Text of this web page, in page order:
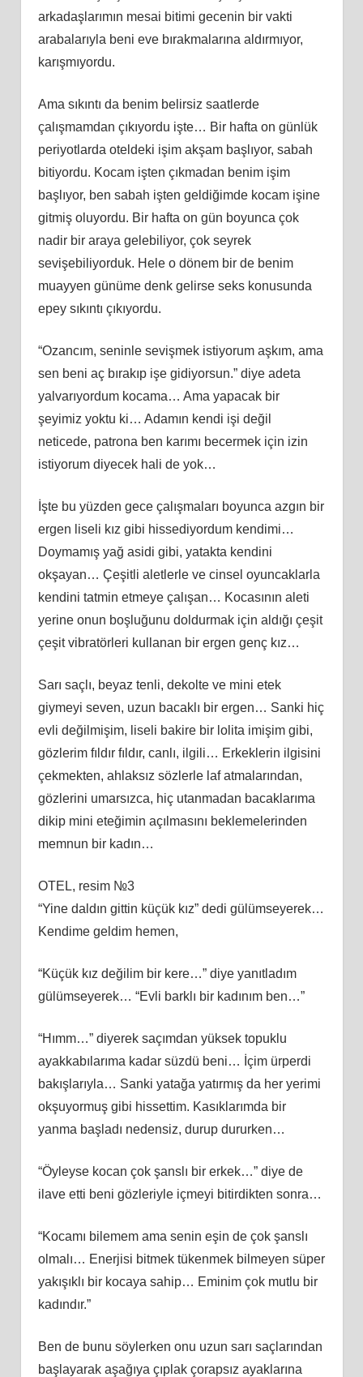
arkadaşlarımın mesai bitimi gecenin bir vakti
arabalarıyla beni eve bırakmalarına aldırmıyor,
karışmıyordu.
Ama sıkıntı da benim belirsiz saatlerde
çalışmamdan çıkıyordu işte… Bir hafta on günlük
periyotlarda oteldeki işim akşam başlıyor, sabah
bitiyordu. Kocam işten çıkmadan benim işim
başlıyor, ben sabah işten geldiğimde kocam işine
gitmiş oluyordu. Bir hafta on gün boyunca çok
nadir bir araya gelebiliyor, çok seyrek
sevişebiliyorduk. Hele o dönem bir de benim
muayyen günüme denk gelirse seks konusunda
epey sıkıntı çıkıyordu.
“Ozancım, seninle sevişmek istiyorum aşkım, ama
sen beni aç bırakıp işe gidiyorsun.” diye adeta
yalvarıyordum kocama… Ama yapacak bir
şeyimiz yoktu ki… Adamın kendi işi değil
neticede, patrona ben karımı becermek için izin
istiyorum diyecek hali de yok…
İşte bu yüzden gece çalışmaları boyunca azgın bir
ergen liseli kız gibi hissediyordum kendimi…
Doymamış yağ asidi gibi, yatakta kendini
okşayan… Çeşitli aletlerle ve cinsel oyuncaklarla
kendini tatmin etmeye çalışan… Kocasının aleti
yerine onun boşluğunu doldurmak için aldığı çeşit
çeşit vibratörleri kullanan bir ergen genç kız…
Sarı saçlı, beyaz tenli, dekolte ve mini etek
giymeyi seven, uzun bacaklı bir ergen… Sanki hiç
evli değilmişim, liseli bakire bir lolita imişim gibi,
gözlerim fıldır fıldır, canlı, ilgili… Erkeklerin ilgisini
çekmekten, ahlaksız sözlerle laf atmalarından,
gözlerini umarsızca, hiç utanmadan bacaklarıma
dikip mini eteğimin açılmasını beklemelerinden
memnun bir kadın…
OTEL, resim №3
“Yine daldın gittin küçük kız” dedi gülümseyerek…
Kendime geldim hemen,
“Küçük kız değilim bir kere…” diye yanıtladım
gülümseyerek… “Evli barklı bir kadınım ben…”
“Hımm…” diyerek saçımdan yüksek topuklu
ayakkabılarıma kadar süzdü beni… İçim ürperdi
bakışlarıyla… Sanki yatağa yatırmış da her yerimi
okşuyormuş gibi hissettim. Kasıklarımda bir
yanma başladı nedensiz, durup dururken…
“Öyleyse kocan çok şanslı bir erkek…” diye de
ilave etti beni gözleriyle içmeyi bitirdikten sonra…
“Kocamı bilemem ama senin eşin de çok şanslı
olmalı… Enerjisi bitmek tükenmek bilmeyen süper
yakışıklı bir kocaya sahip… Eminim çok mutlu bir
kadındır.”
Ben de bunu söylerken onu uzun sarı saçlarından
başlayarak aşağıya çıplak çorapsız ayaklarına